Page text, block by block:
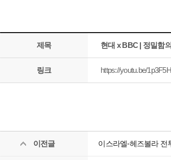
제목 현대 x BBC | 정밀함
링크 https://youtu.be/
이전글 이스라엘-헤즈볼라 전